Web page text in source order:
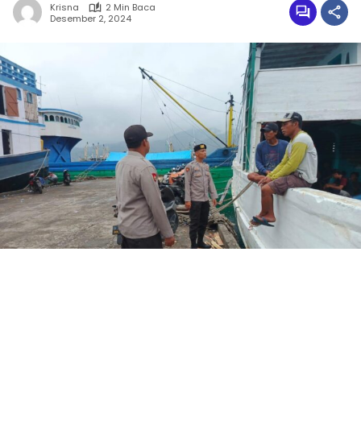
Krisna
2 Min Baca
Desember 2, 2024